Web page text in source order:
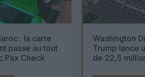
: la carte
passe au tout
Pax Check
Washington
Trump lance
de 22,5